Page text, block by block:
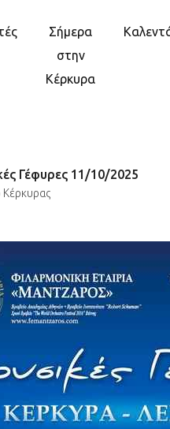
Σήμερα
στην
Κέρκυρα
Γέφυρες 11/10/2025